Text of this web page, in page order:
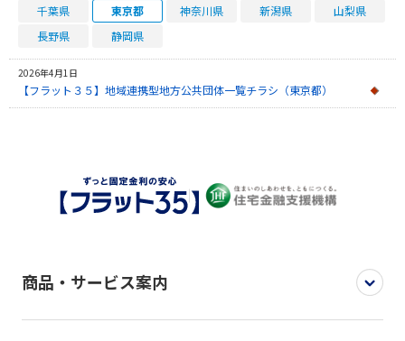
千葉県
東京都 神奈川県 新潟県
山梨県
長野県
静岡県
2026年4月1日
【フラット３５】地域連携型地方公共団体一覧チラシ（東京都）
商品・サービス案内